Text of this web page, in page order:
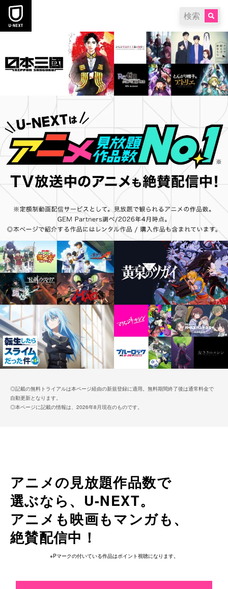
本文へスキップ
◎記載の無料トライアルは本ページ経由の新規登録に適用。無料期間終了後は通常料金で
自動更新となります。
◎本ページに記載の情報は、2026年8月現在のものです。
アニメの見放題作品数で
選ぶなら、 U-NEXT。
アニメも映画もマンガも、
絶賛配信中！
※Pマークの付いている作品はポイント視聴になります。